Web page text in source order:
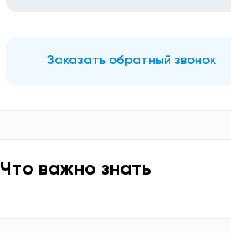
Заказать обратный звонок
Что важно знать